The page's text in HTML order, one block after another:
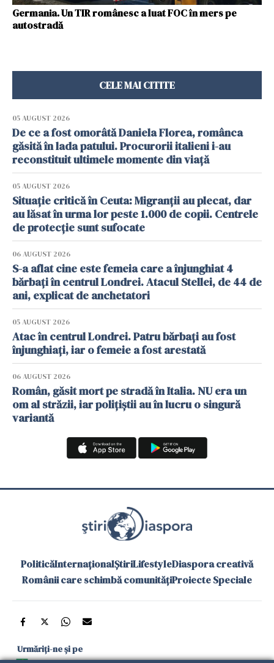
Germania. Un TIR românesc a luat FOC în mers pe
autostradă
CELE MAI CITITE
05 AUGUST 2026
De ce a fost omorâtă Daniela Florea, românca
găsită în lada patului. Procurorii italieni i-au
reconstituit ultimele momente din viață
05 AUGUST 2026
Situație critică în Ceuta: Migranții au plecat, dar
au lăsat în urma lor peste 1.000 de copii. Centrele
de protecție sunt sufocate
06 AUGUST 2026
S-a aflat cine este femeia care a înjunghiat 4
bărbați în centrul Londrei. Atacul Stellei, de 44 de
ani, explicat de anchetatori
05 AUGUST 2026
Atac în centrul Londrei. Patru bărbați au fost
înjunghiați, iar o femeie a fost arestată
06 AUGUST 2026
Român, găsit mort pe stradă în Italia. NU era un
om al străzii, iar polițiștii au în lucru o singură
variantă
PoliticăInternaționalȘtiriLifestyleDiaspora creativă
Românii care schimbă comunitățiProiecte Speciale
Urmăriți-ne și pe